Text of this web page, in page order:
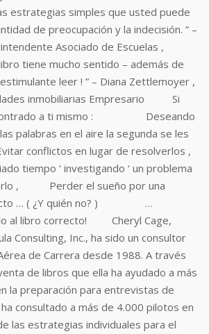
estrategias simples que usted puede
de preocupación y la indecisión. ” –
Asociado de Escuelas ,
tiene mucho sentido – además de
leer ! ” – Diana Zettlemoyer ,
inmobiliarias Empresario Si
a ti mismo : Deseando
palabras en el aire la segunda se les
conflictos en lugar de resolverlos ,
tiempo ‘ investigando ‘ un problema
, Perder el sueño por una
… ( ¿Y quién no? ) …
al libro correcto! Cheryl Cage,
Consulting, Inc., ha sido un consultor
de Carrera desde 1988. A través
de libros que ella ha ayudado a más
la preparación para entrevistas de
consultado a más de 4.000 pilotos en
las estrategias individuales para el